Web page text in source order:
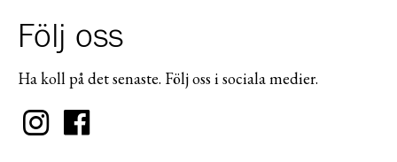
Följ oss
Ha koll på det senaste. Följ oss i sociala medier.